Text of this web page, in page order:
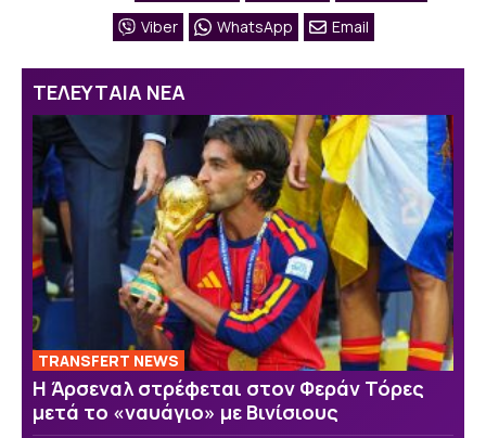
Viber
WhatsApp Email
ΤΕΛΕΥΤΑΙΑ ΝΕΑ
TRANSFERT NEWS
Η Άρσεναλ στρέφεται στον Φεράν Τόρες
μετά το «ναυάγιο» με Βινίσιους